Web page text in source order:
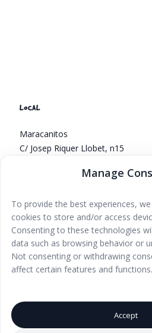
Manage
To provide the best experiences,
cookies to store and/or access
Consenting to these technologies
data such as browsing behavior or
Not consenting or withdrawing
affect certain features and functions.
Accept
LOCAL
Maracanitos
C/ Josep Riquer Llobet, n15
Cuenta cuentos con Luz
Iniciar Sesión |